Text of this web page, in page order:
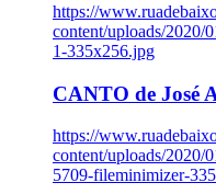
https://
content/uploads/2020/
1-335x256.jpg
CANTO de José
https://
content/uploads/2020/
5709-fileminimizer-